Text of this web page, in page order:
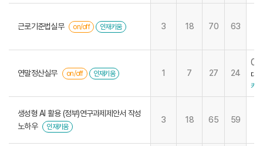
근로기준법실무 on/off 인재키움 3 18 70 63
연말정산실무 on/off 인재키움 1 7 27 24
07
대구
키움
생성형 AI 활용 (정부)연구과제제안서 작성
노하우
인재키움
3 18 65 59